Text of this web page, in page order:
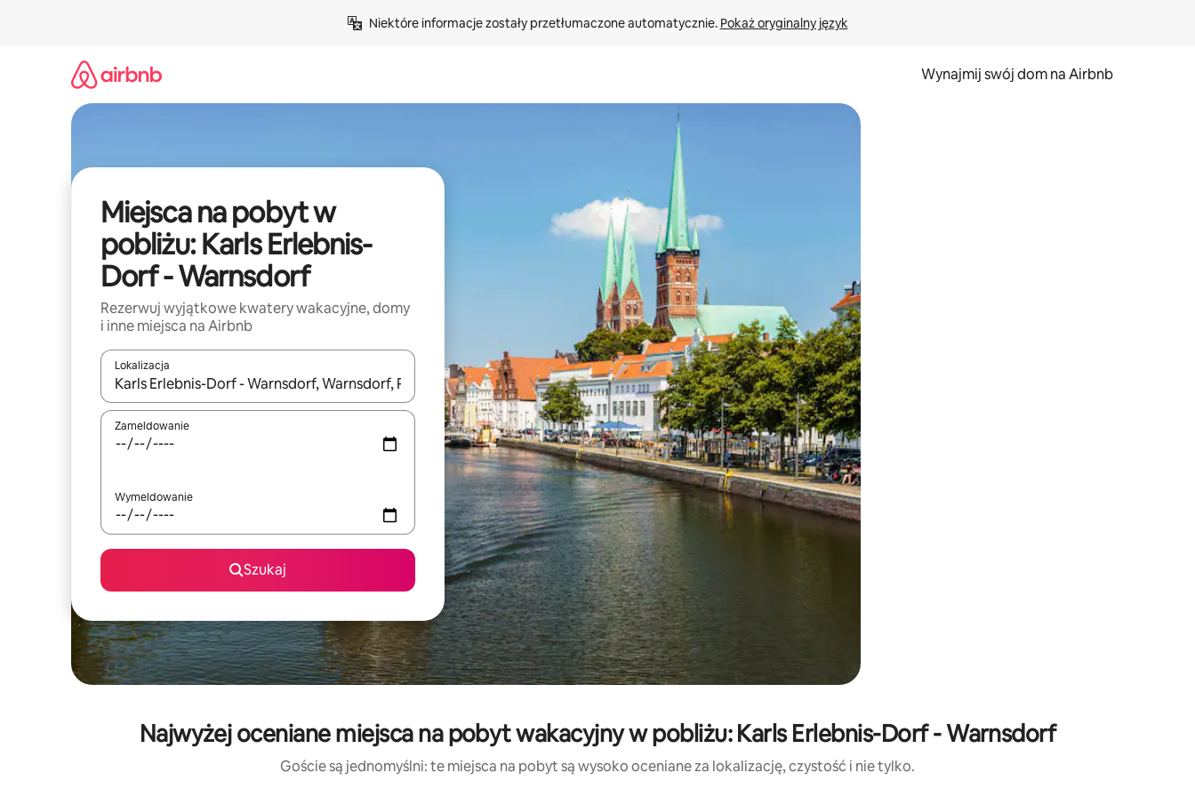
Niektóre informacje zostały przetłumaczone automatycznie. Pokaż oryginalny język
Wynajmij swój dom na Airbnb
Miejsca na pobyt w
pobliżu: Karls Erlebnis-
Dorf - Warnsdorf
Rezerwuj wyjątkowe kwatery wakacyjne, domy
i inne miejsca na Airbnb
Lokalizacja
Gdy wyniki będą dostępne, możesz poruszać się po nich za pomocą klawiszy strzałek w górę i w dół lub przeglądać je za pomocą gestów dotykowych lub przesuwania.
Zameldowanie
Wymeldowanie
Szukaj
Najwyżej oceniane miejsca na pobyt wakacyjny w pobliżu: Karls Erlebnis-Dorf - Warnsdorf
Goście są jednomyślni: te miejsca na pobyt są wysoko oceniane za lokalizację, czystość i nie tylko.